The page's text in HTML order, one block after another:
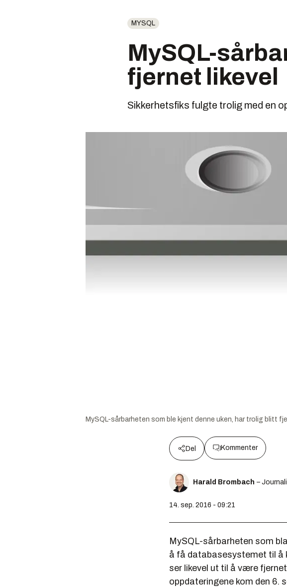
MYSQL
MySQL-
fjernet likevel
Sikkerhetsfiks fulgte trolig med en
MySQL-sårbarheten som ble kjent denne uken, har trolig blitt
Del Kommenter
Harald Brombach –
14. sep. 2016 - 09:21
MySQL-sårbarheten som
å få databasesystemet til å
ser likevel ut til å være
oppdateringene kom den 6.